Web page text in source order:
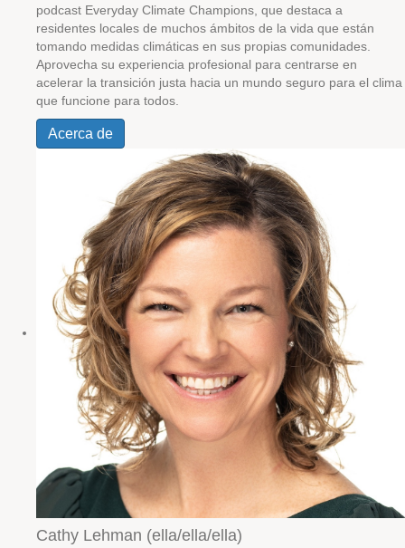
podcast Everyday Climate Champions, que destaca a
residentes locales de muchos ámbitos de la vida que están
tomando medidas climáticas en sus propias comunidades.
Aprovecha su experiencia profesional para centrarse en
acelerar la transición justa hacia un mundo seguro para el clima
que funcione para todos.
Acerca de
Cathy Lehman (ella/ella/ella)